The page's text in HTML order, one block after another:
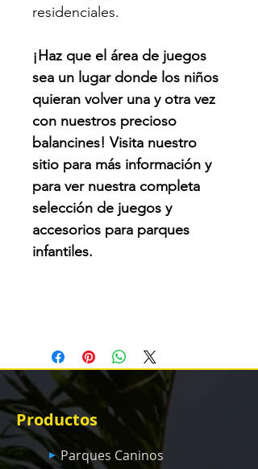
residenciales.
¡Haz que el área de juegos
sea un lugar donde los niños
quieran volver una y otra vez
con nuestros precioso
balancines! Visita nuestro
sitio para más información y
para ver nuestra completa
selección de juegos y
accesorios para parques
infantiles.
Productos
Parques Caninos